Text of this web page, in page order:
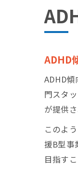
ADHD
ADHD
門スタ
が提供さ
このよ
援B型事
目指す